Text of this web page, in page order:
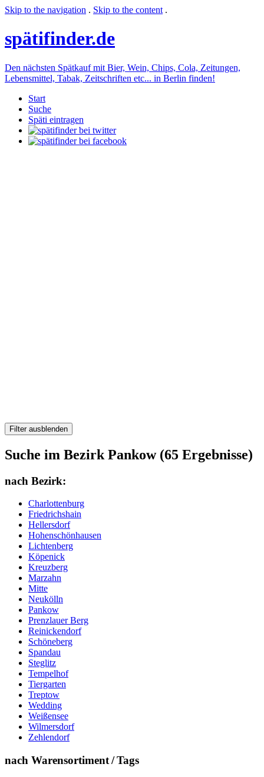
Skip to the navigation . Skip to the content .
spätifinder.de
Den nächsten Spätkauf mit Bier, Wein, Chips, Cola, Zeitungen,
Lebensmittel, Tabak, Zeitschriften etc... in Berlin finden!
Start
Suche
Späti eintragen
Filter ausblenden
Suche im Bezirk Pankow (65 Ergebnisse)
nach Bezirk:
Charlottenburg
Friedrichshain
Hellersdorf
Hohenschönhausen
Lichtenberg
Köpenick
Kreuzberg
Marzahn
Mitte
Neukölln
Pankow
Prenzlauer Berg
Reinickendorf
Schöneberg
Spandau
Steglitz
Tempelhof
Tiergarten
Treptow
Wedding
Weißensee
Wilmersdorf
Zehlendorf
nach Warensortiment / Tags